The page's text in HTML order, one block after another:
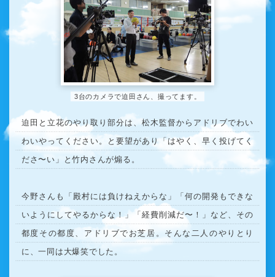
3台のカメラで迫田さん、撮ってます。
迫田と立花のやり取り部分は、松木監督からアドリブでわい
わいやってください。と要望があり「はやく、早く投げてく
ださ〜い」と竹内さんが煽る。
今野さんも「殿村には負けねえからな」「何の開発もできな
いようにしてやるからな！」「経費削減だ〜！」など、その
都度その都度、アドリブでお芝居。そんな二人のやりとり
に、一同は大爆笑でした。